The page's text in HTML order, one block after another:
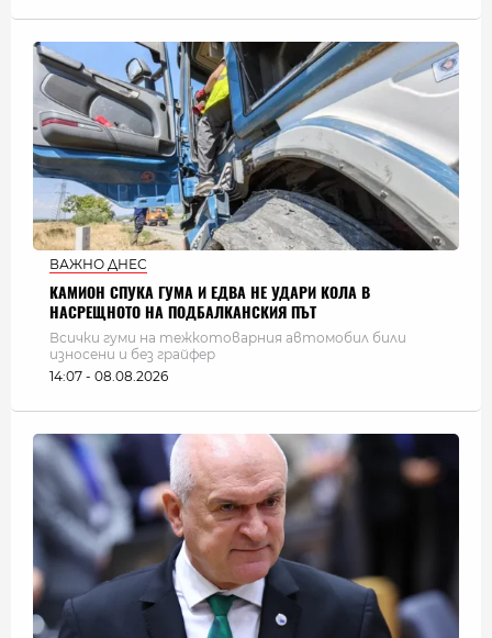
ВАЖНО ДНЕС
КАМИОН СПУКА ГУМА И ЕДВА НЕ УДАРИ КОЛА В
НАСРЕЩНОТО НА ПОДБАЛКАНСКИЯ ПЪТ
Всички гуми на тежкотоварния автомобил били
износени и без грайфер
14:07 - 08.08.2026